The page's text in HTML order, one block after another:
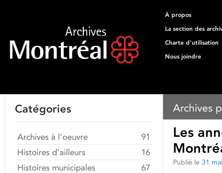
À propos
La section des
Charte d'utilisation
Nous joindre
Archives
Les
Publié le 31
Catégories
Archives à l'oeuvre
91
Histoires d'ailleurs
16
Histoires municipales
67